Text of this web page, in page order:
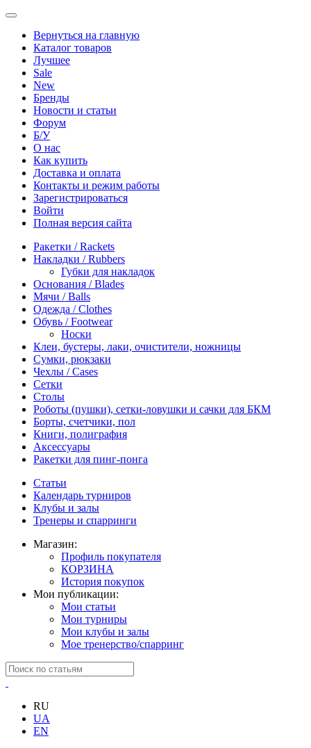
Вернуться на главную
Каталог товаров
Лучшее
Sale
New
Бренды
Новости и статьи
Форум
Б/У
О нас
Как купить
Доставка и оплата
Контакты и режим работы
Зарегистрироваться
Войти
Полная версия сайта
Ракетки / Rackets
Накладки / Rubbers
Губки для накладок
Основания / Blades
Мячи / Balls
Одежда / Clothes
Обувь / Footwear
Носки
Клеи, бустеры, лаки, очистители, ножницы
Сумки, рюкзаки
Чехлы / Cases
Сетки
Столы
Роботы (пушки), сетки-ловушки и сачки для БКМ
Борты, счетчики, пол
Книги, полиграфия
Аксессуары
Ракетки для пинг-понга
Статьи
Календарь турниров
Клубы и залы
Тренеры и спарринги
Магазин:
Профиль покупателя
КОРЗИНА
История покупок
Мои публикации:
Мои статьи
Мои турниры
Мои клубы и залы
Мое тренерство/спарринг
RU
UA
EN